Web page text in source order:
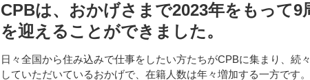
CPBは、おかげさまで2023年をもって9
を迎えることができました。
日々全国から住み込みで仕事をしたい方たちがCPBに集まり、続
していただいているおかげで、在籍人数は年々増加する一方です。